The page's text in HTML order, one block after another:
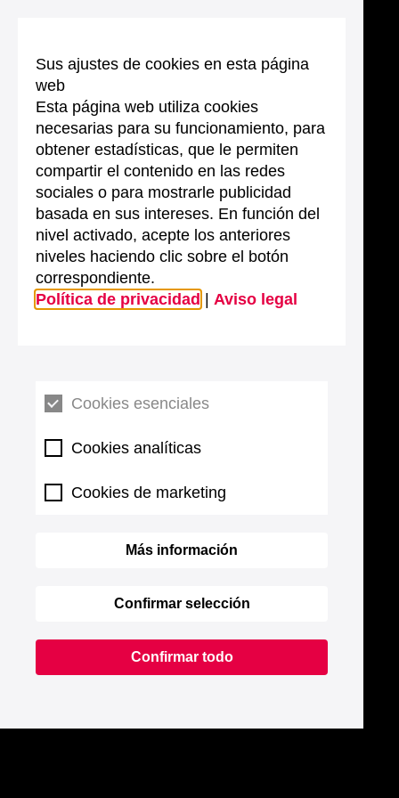
Sus ajustes de cookies en esta página
web
Esta página web utiliza cookies
necesarias para su funcionamiento, para
obtener estadísticas, que le permiten
compartir el contenido en las redes
sociales o para mostrarle publicidad
basada en sus intereses. En función del
nivel activado, acepte los anteriores
niveles haciendo clic sobre el botón
correspondiente.
Política de privacidad
Aviso legal
Cookies esenciales
Cookies analíticas
Cookies de marketing
Más información
Confirmar selección
Confirmar todo